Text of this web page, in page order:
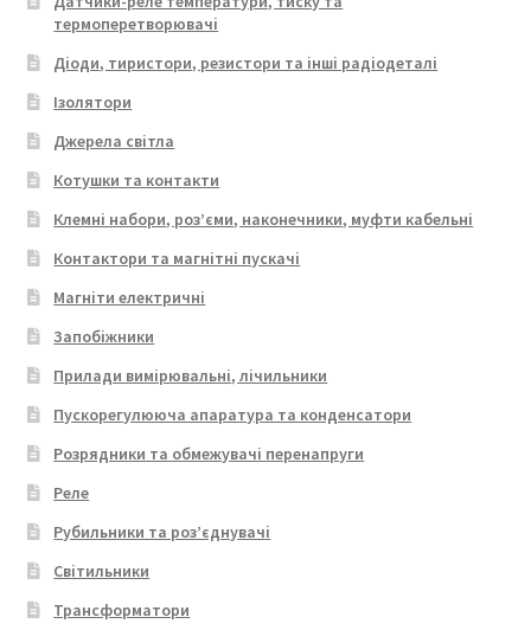
термоперетворювачі
Діоди, тиристори, резистори та інші радіодеталі
Ізолятори
Джерела світла
Котушки та контакти
Клемні набори, роз’єми, наконечники, муфти кабельні
Контактори та магнітні пускачі
Магніти електричні
Запобіжники
Прилади вимірювальні, лічильники
Пускорегулююча апаратура та конденсатори
Розрядники та обмежувачі перенапруги
Реле
Рубильники та роз’єднувачі
Світильники
Трансформатори